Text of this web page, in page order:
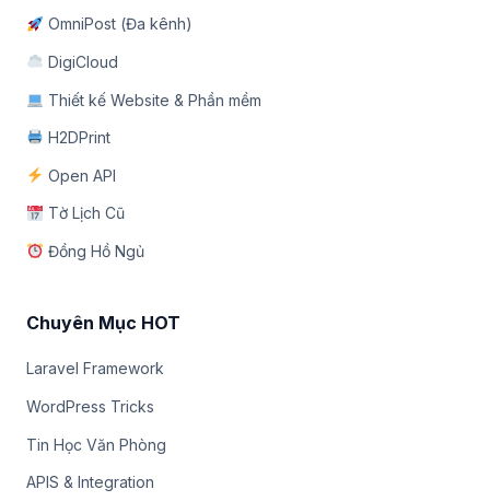
OmniPost (Đa kênh)
DigiCloud
Thiết kế Website & Phần mềm
H2DPrint
Open API
Tờ Lịch Cũ
Đồng Hồ Ngủ
Chuyên Mục HOT
Laravel Framework
WordPress Tricks
Tin Học Văn Phòng
APIS & Integration